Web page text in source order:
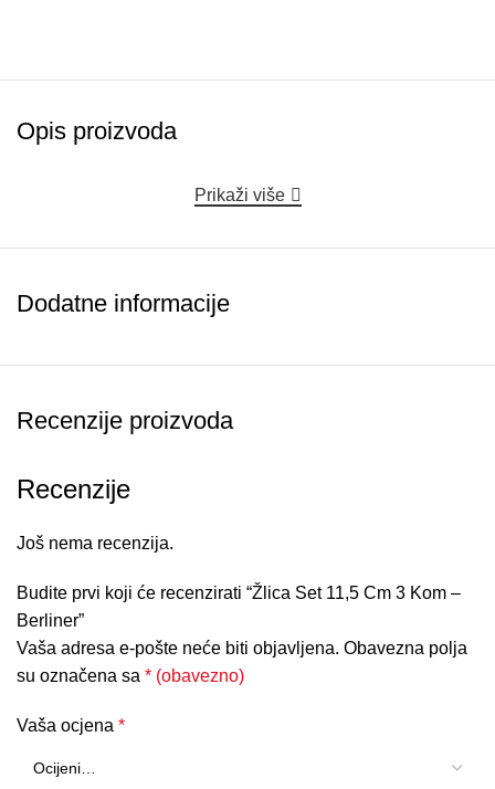
Opis proizvoda
Prikaži više
Dodatne informacije
Recenzije proizvoda
Recenzije
Još nema recenzija.
Budite prvi koji će recenzirati “Žlica Set 11,5 Cm 3 Kom –
Berliner”
Vaša adresa e-pošte neće biti objavljena. Obavezna polja
su označena sa * (obavezno)
Vaša ocjena *